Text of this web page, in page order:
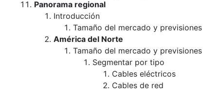
Panorama regional
Introducción
Tamaño del mercado y previsiones
América del Norte
Tamaño del mercado y previsiones
Segmentar por tipo
Cables eléctricos
Cables de red